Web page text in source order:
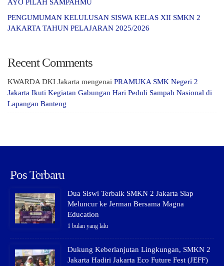
AYO PILAH SAMPAHMU
PENGUMUMAN KELULUSAN SISWA KELAS XII SMKN 2
JAKARTA TAHUN PELAJARAN 2025/2026
Recent Comments
KWARDA DKI Jakarta mengenai PRAMUKA SMK Negeri 2
Jakarta Ikuti Kegiatan Gabungan Hari Peduli Sampah Nasional di
Lapangan Banteng
Pos Terbaru
Dua Siswi Terbaik SMKN 2 Jakarta Siap
Meluncur ke Jerman Bersama Magna
Education
1 bulan yang lalu
Dukung Keberlanjutan Lingkungan, SMKN 2
Jakarta Hadiri Jakarta Eco Future Fest (JEFF)